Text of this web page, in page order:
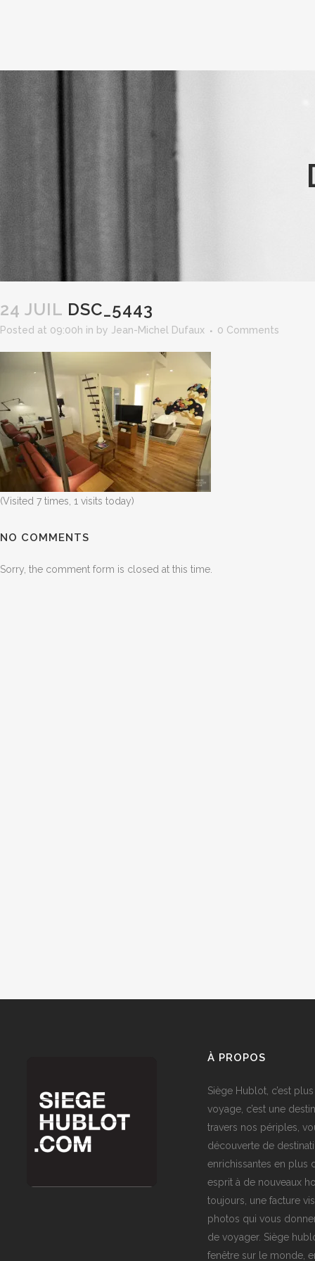
24 JUIL DSC_5443
Posted at 09:00h in by Jean-Michel Dufaux 0 Comments
(Visited 7 times, 1 visits today)
NO COMMENTS
Sorry, the comment form is closed at this time.
À PROPOS
Siège Hublot, c’est
voyage, c’est une
travers nos périples,
découverte de
enrichissantes en plus
esprit à de nouveaux
toujours, une facture
photos qui vous
de voyager. Siège
fenêtre sur le monde,